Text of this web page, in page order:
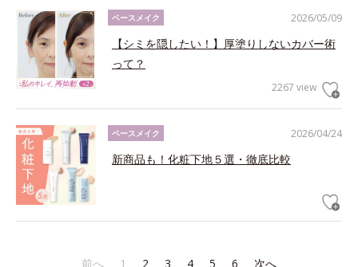
2026/05/09
ベースメイク
【シミを隠したい！】厚塗りしないカバー術
って？
2267 view
2026/04/24
ベースメイク
新商品も！化粧下地５選・徹底比較
前へ 1 2 3 4 5 6 次へ